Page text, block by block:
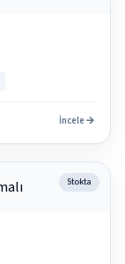
İncele
Stokta